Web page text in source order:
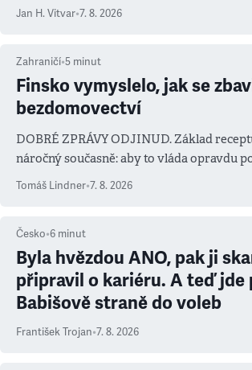
Jan H. Vitvar•7. 8. 2026
Zahraničí•5 minut
Finsko vymyslelo, jak se
bezdomovectví
DOBRÉ ZPRÁVY ODJINUD. Základ
náročný současně: aby to vláda opravdu
Tomáš Lindner•7. 8. 2026
Česko•6 minut
Byla hvězdou ANO, pak ji
připravil o kariéru. A teď jde
Babišově straně do voleb
František Trojan•7. 8. 2026